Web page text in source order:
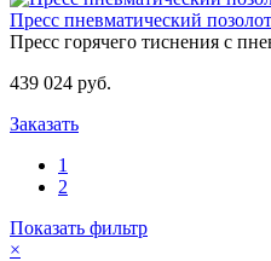
Пресс пневматический
Пресс горячего тиснения с
439 024 руб.
Заказать
1
2
Показать фильтр
×